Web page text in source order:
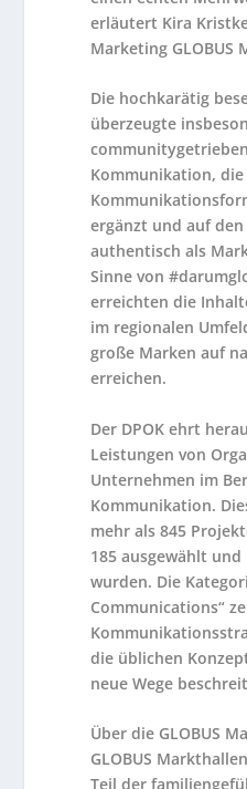
erläutert Kira
Marketing GLOBUS
Die hochkarätig
überzeugte
Kommunikation,
ergänzt und auf
authentisch als
Sinne von
erreichten die
im regionalen
große Marken auf
erreichen.
Der DPOK ehrt
Leistungen von
Unternehmen im
Kommunikation.
mehr als 845
185 ausgewählt
wurden. Die
Communications“
die üblichen
neue Wege
Über die GLOBUS
GLOBUS
Teil der